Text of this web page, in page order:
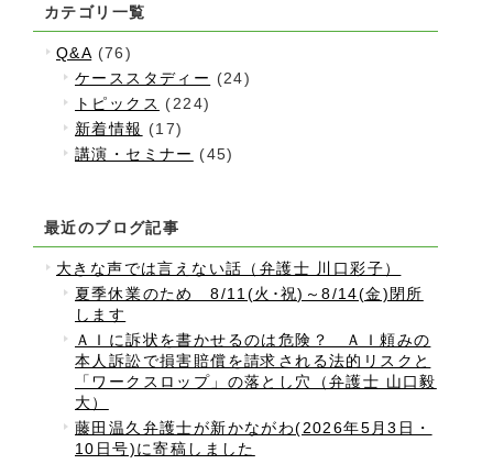
カテゴリ一覧
Q&A (76)
ケーススタディー (24)
トピックス (224)
新着情報 (17)
講演・セミナー (45)
最近のブログ記事
大きな声では言えない話（弁護士 川口彩子）
夏季休業のため 8/11(火･祝)～8/14(金)閉所
します
ＡＩに訴状を書かせるのは危険？ ＡＩ頼みの
本人訴訟で損害賠償を請求される法的リスクと
「ワークスロップ」の落とし穴（弁護士 山口毅
大）
藤田温久弁護士が新かながわ(2026年5月3日・
10日号)に寄稿しました